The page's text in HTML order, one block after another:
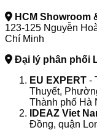
HCM Showroom
123-125 Nguyễn
Chí Minh
Đại lý phân phối
EU EXPERT -
Thuyết,
Thành phố Hà
IDEAZ Viet
Đồng, quận